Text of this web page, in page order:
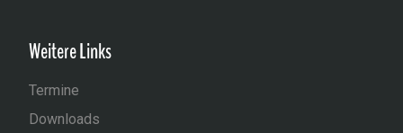
Weitere Links
Termine
Downloads